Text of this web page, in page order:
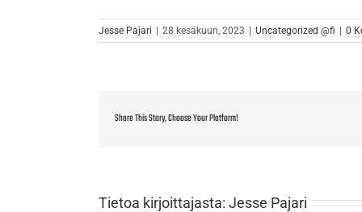
Jesse Pajari | 28 kesäkuun, 2023 | Uncategorized @fi | 0
Share This Story, Choose Your Platform!
Tietoa kirjoittajasta: Jesse Pajari